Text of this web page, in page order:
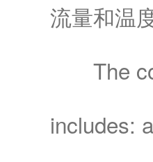
流量和温
The
includes: